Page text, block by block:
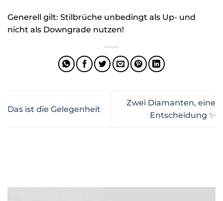
Generell gilt: Stilbrüche unbedingt als Up- und
nicht als Downgrade nutzen!
Das ist die Gelegenheit
Zwei Diamanten, eine
Entscheidung ✨